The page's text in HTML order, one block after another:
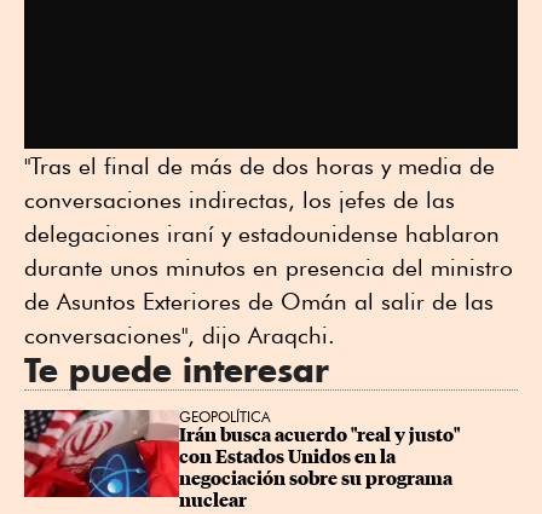
"Tras el final de más de dos horas y media de
conversaciones indirectas, los jefes de las
delegaciones iraní y estadounidense hablaron
durante unos minutos en presencia del ministro
de Asuntos Exteriores de Omán al salir de las
conversaciones", dijo Araqchi.
Te puede interesar
GEOPOLÍTICA
Irán busca acuerdo "real y justo"
con Estados Unidos en la
negociación sobre su programa
nuclear